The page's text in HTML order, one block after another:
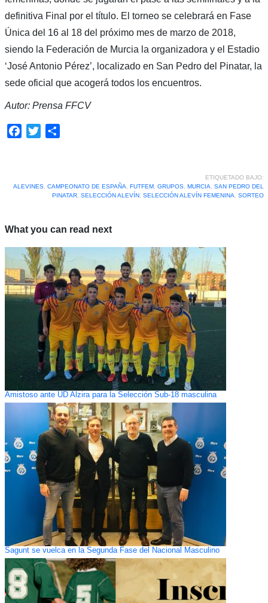
definitiva Final por el título. El torneo se celebrará en Fase
Única del 16 al 18 del próximo mes de marzo de 2018,
siendo la Federación de Murcia la organizadora y el Estadio
‘José Antonio Pérez’, localizado en San Pedro del Pinatar, la
sede oficial que acogerá todos los encuentros.
Autor: Prensa FFCV
Facebook
Twitter
ETIQUETADO BAJO:
ALEVINES, CAMPEONATO DE ESPAÑA FUTFEM, GRUPOS, MURCIA
SAN PEDRO DEL
PINATAR, SELECCIÓN ALEVÍN, SELECCIÓN ALEVÍN FEMENINA SORTEO
What you can read next
Amistoso ante UD Alzira para la Selección Sub-18 masculina
Sagunt se vuelca en la Segunda Fase del Nacional Masculino